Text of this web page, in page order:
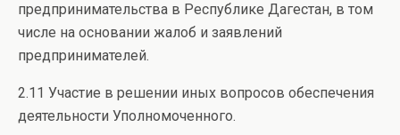
предпринимательства в Республике Дагестан, в том
числе на основании жалоб и заявлений
предпринимателей.
2.11 Участие в решении иных вопросов обеспечения
деятельности Уполномоченного.